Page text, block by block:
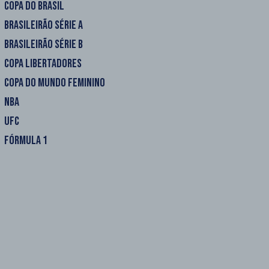
COPA DO BRASIL
BRASILEIRÃO SÉRIE A
BRASILEIRÃO SÉRIE B
COPA LIBERTADORES
COPA DO MUNDO FEMININO
NBA
UFC
FÓRMULA 1